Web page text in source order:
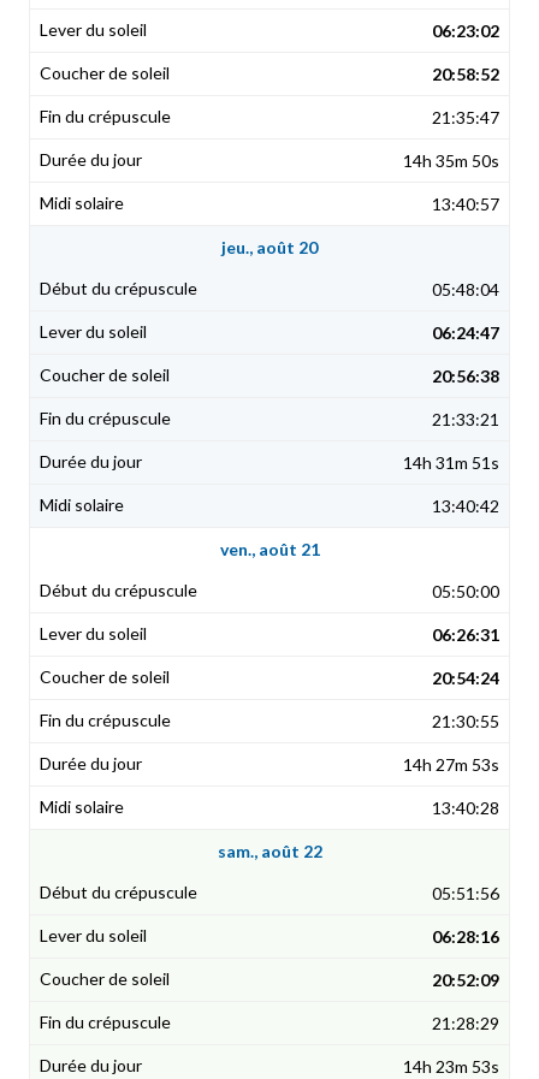
06:23:02
20:58:52
21:35:47
14h 35m 50s
13:40:57
jeu., août 20
05:48:04
06:24:47
20:56:38
21:33:21
14h 31m 51s
13:40:42
ven., août 21
05:50:00
06:26:31
20:54:24
21:30:55
14h 27m 53s
13:40:28
sam., août 22
05:51:56
06:28:16
20:52:09
21:28:29
14h 23m 53s